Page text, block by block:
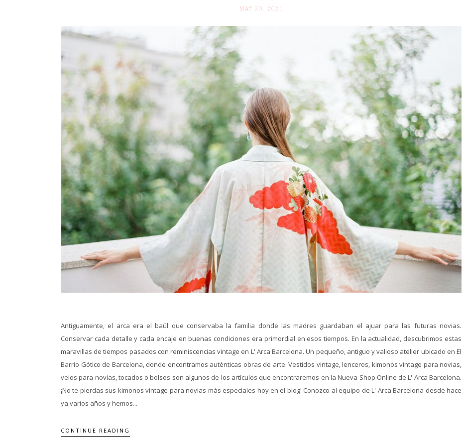
MAY 20. 2021
Antiguamente, el arca era el baúl que conservaba la familia donde las madres guardaban el ajuar para las futuras novias.
Conservar cada detalle y cada encaje en buenas condiciones era primordial en esos tiempos. En la actualidad, descubrimos estas
maravillas de tiempos pasados con reminiscencias vintage en L' Arca Barcelona. Un pequeño, antiguo y valioso atelier ubicado en El
Barrio Gótico de Barcelona, donde encontramos auténticas obras de arte. Vestidos vintage, lenceros, kimonos vintage para novias,
velos para novias, tocados o bolsos son algunos de los artículos que encontraremos en la Nueva Shop Online de L' Arca Barcelona.
¡No te pierdas sus kimonos vintage para novias más especiales hoy en el blog! Conozco al equipo de L' Arca Barcelona desde hace
ya varios años y hemos...
CONTINUE READING